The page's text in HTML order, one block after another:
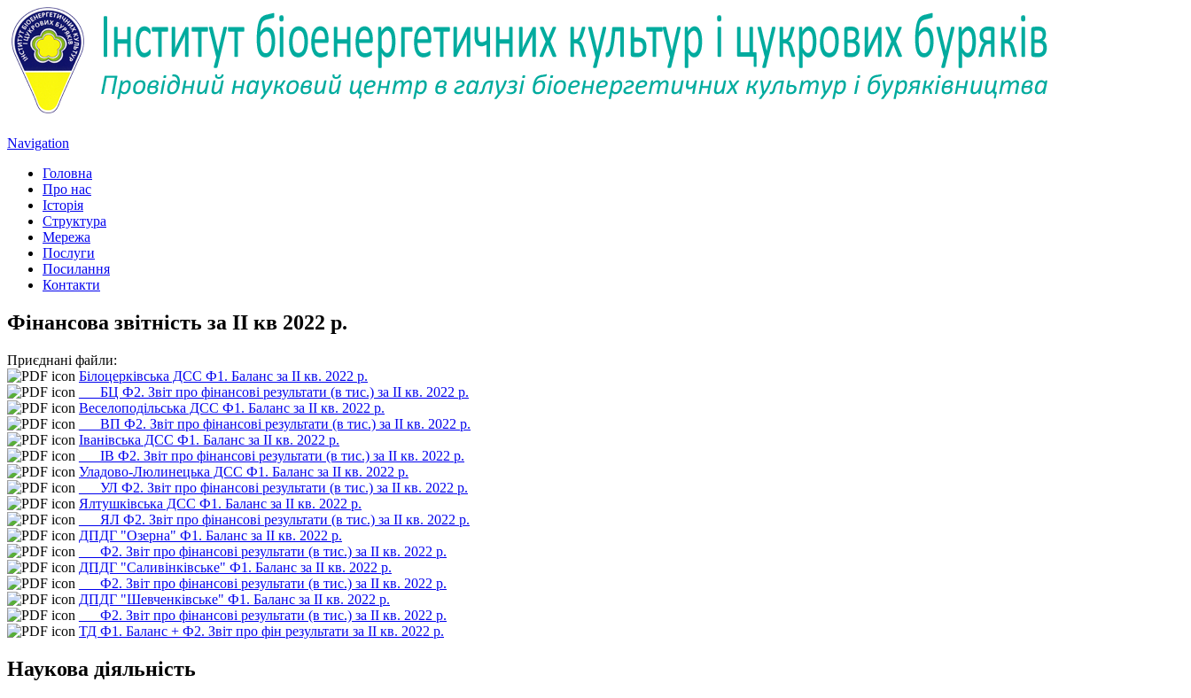
Navigation
Головна
Про нас
Історія
Структура
Мережа
Послуги
Посилання
Контакти
Фінансова звітність за ІІ кв 2022 р.
Приєднані файли:
Білоцерківська ДСС Ф1. Баланс за ІІ кв. 2022 р.
___БЦ Ф2. Звіт про фінансові результати (в тис.) за ІІ кв. 2022 р.
Веселоподільська ДСС Ф1. Баланс за ІІ кв. 2022 р.
___ВП Ф2. Звіт про фінансові результати (в тис.) за ІІ кв. 2022 р.
Іванівська ДСС Ф1. Баланс за ІІ кв. 2022 р.
___ІВ Ф2. Звіт про фінансові результати (в тис.) за ІІ кв. 2022 р.
Уладово-Люлинецька ДСС Ф1. Баланс за ІІ кв. 2022 р.
___УЛ Ф2. Звіт про фінансові результати (в тис.) за ІІ кв. 2022 р.
Ялтушківська ДСС Ф1. Баланс за ІІ кв. 2022 р.
___ЯЛ Ф2. Звіт про фінансові результати (в тис.) за ІІ кв. 2022 р.
ДПДГ "Озерна" Ф1. Баланс за ІІ кв. 2022 р.
___Ф2. Звіт про фінансові результати (в тис.) за ІІ кв. 2022 р.
ДПДГ "Саливінківське" Ф1. Баланс за ІІ кв. 2022 р.
___Ф2. Звіт про фінансові результати (в тис.) за ІІ кв. 2022 р.
ДПДГ "Шевченківське" Ф1. Баланс за ІІ кв. 2022 р.
___Ф2. Звіт про фінансові результати (в тис.) за ІІ кв. 2022 р.
ТД Ф1. Баланс + Ф2. Звіт про фін результати за ІІ кв. 2022 р.
Наукова діяльність